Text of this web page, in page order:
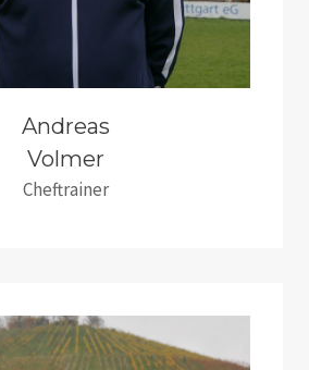
Andreas
Volmer
Cheftrainer